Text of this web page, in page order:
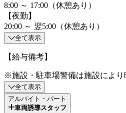
8:00 ～ 17:00（休憩あり）
【夜勤】
20:00 ～ 翌5:00（休憩あり）
全て表示
【給与備考】
※施設・駐車場警備は施設によ
全て表示
アルバイト・パート
車両誘導スタッフ